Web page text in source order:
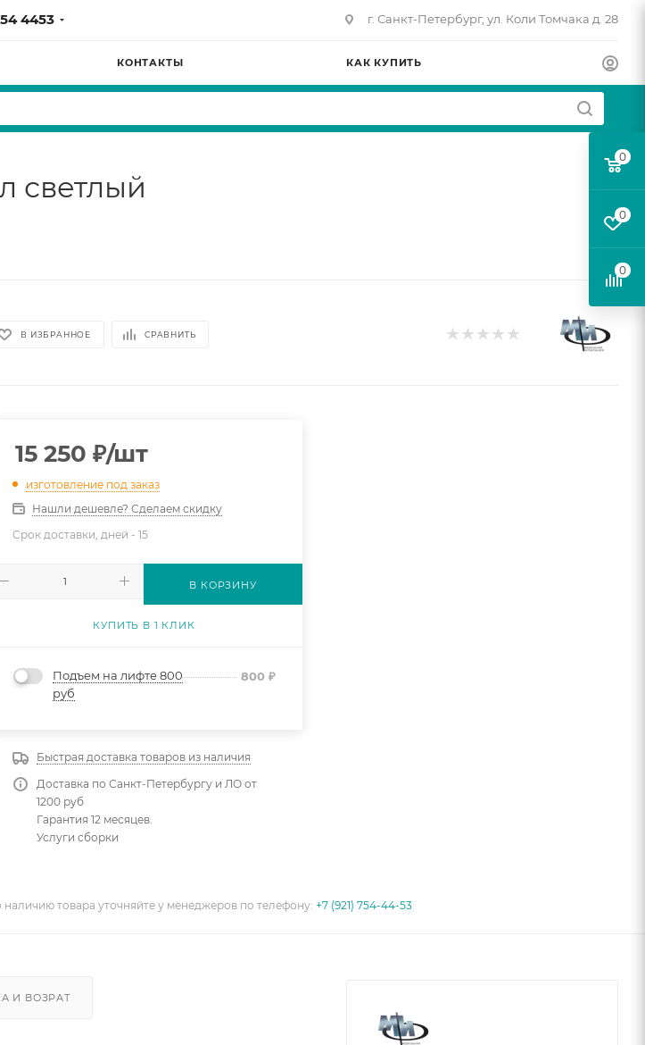
4453 г. Санкт-Петербург, ул. Коли Томчака д. 28
КОНТАКТЫ КАК КУПИТЬ
светлый
В ИЗБРАННОЕ СРАВНИТЬ
15 250 ₽/шт
изготовление под заказ
Нашли дешевле? Сделаем скидку
Срок доставки, дней -15
В КОРЗИНУ
КУПИТЬ В 1 КЛИК
Подъем на лифте 800
руб
800₽
Быстрая доставка товаров из наличия
Доставка по Санкт-Петербургу и ЛО от
1200 руб
Гарантия 12 месяцев.
Услуги сборки
наличию товара уточняйте у менеджеров по телефону:+7 (921) 754-44-53
И ВОЗРАТ
0
0
0